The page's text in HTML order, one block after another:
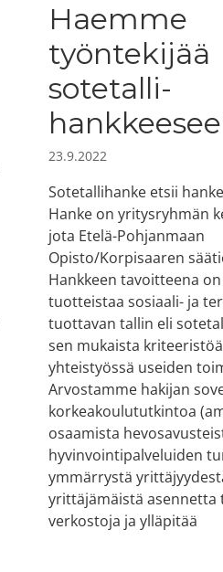
Haemme
työntekijää
sotetalli-
23.9.2022
Sotetallihanke etsii
Hanke on yritysryhmän
jota Etelä-Pohjanmaan
Opisto/Korpisaaren
Hankkeen tavoitteena
tuotteistaa sosiaali- ja
tuottavan tallin eli
sen mukaista
yhteistyössä useiden
Arvostamme hakijan
korkeakoulututkintoa
osaamista
hyvinvointipalveluiden
ymmärrystä
yrittäjämäistä asennetta
verkostoja ja ylläpitää